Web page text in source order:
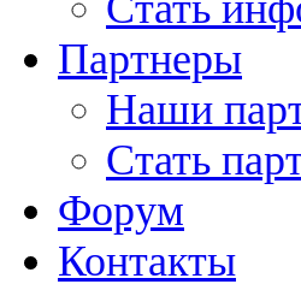
Партнеры
Наши
Стать
Форум
Контакты